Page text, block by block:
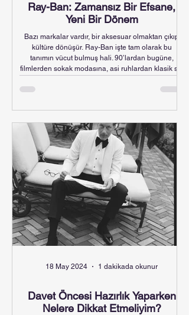
Ray-Ban: Zamansız Bir Efsane,
Yeni Bir Dönem
Bazı markalar vardır, bir aksesuar olmaktan çıkıp
kültüre dönüşür. Ray-Ban işte tam olarak bu
tanımın vücut bulmuş hali. 90’lardan bugüne,
filmlerden sokak modasına, asi ruhlardan klasik stil
hayatına dokundu. Ve şimdi… 2025’te yepyeni bir
direktörü olarak göreve başladı.
Davet Öncesi Hazırlık Yaparken
Nelere Dikkat Etmeliyim?
18 May 2024 1 dakikada okunur